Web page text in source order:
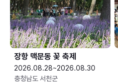
장항 맥문동 꽃 축제
2026.08.28~2026.08.30
충청남도 서천군